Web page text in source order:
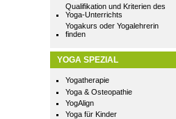
Qualifikation und Kriterien des
Yoga-Unterrichts
Yogakurs oder Yogalehrerin
finden
YOGA SPEZIAL
Yogatherapie
Yoga & Osteopathie
YogAlign
Yoga für Kinder